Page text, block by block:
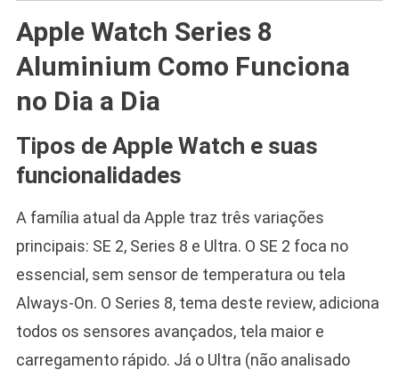
Apple Watch Series 8
Aluminium Como Funciona
no Dia a Dia
Tipos de Apple Watch e suas
funcionalidades
A família atual da Apple traz três variações
principais: SE 2, Series 8 e Ultra. O SE 2 foca no
essencial, sem sensor de temperatura ou tela
Always-On. O Series 8, tema deste review, adiciona
todos os sensores avançados, tela maior e
carregamento rápido. Já o Ultra (não analisado